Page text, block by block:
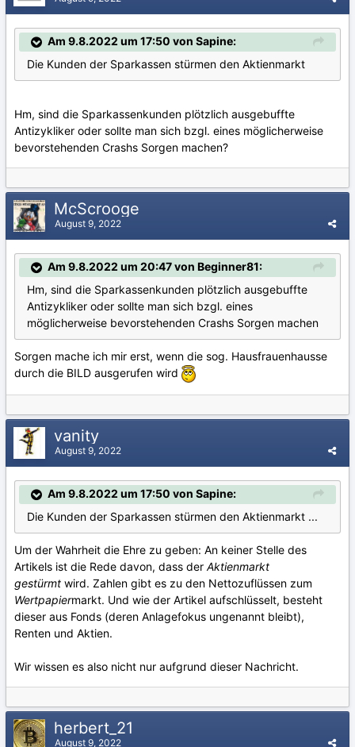
Am 9.8.2022 um 17:50 von Sapine:
Die Kunden der Sparkassen stürmen den Aktienmarkt
Hm, sind die Sparkassenkunden plötzlich ausgebuffte
Antizykliker oder sollte man sich bzgl. eines möglicherweise
bevorstehenden Crashs Sorgen machen?
McScrooge
August 9, 2022
Am 9.8.2022 um 20:47 von Beginner81:
Hm, sind die Sparkassenkunden plötzlich ausgebuffte
Antizykliker oder sollte man sich bzgl. eines
möglicherweise bevorstehenden Crashs Sorgen machen
Sorgen mache ich mir erst, wenn die sog. Hausfrauenhausse
durch die BILD ausgerufen wird
vanity
August 9, 2022
Am 9.8.2022 um 17:50 von Sapine:
Die Kunden der Sparkassen stürmen den Aktienmarkt ...
Um der Wahrheit die Ehre zu geben: An keiner Stelle des
Artikels ist die Rede davon, dass der Aktienmarkt
gestürmt wird. Zahlen gibt es zu den Nettozuflüssen zum
Wertpapiermarkt. Und wie der Artikel aufschlüsselt, besteht
dieser aus Fonds (deren Anlagefokus ungenannt bleibt),
Renten und Aktien.
Wir wissen es also nicht nur aufgrund dieser Nachricht.
herbert_21
August 9, 2022